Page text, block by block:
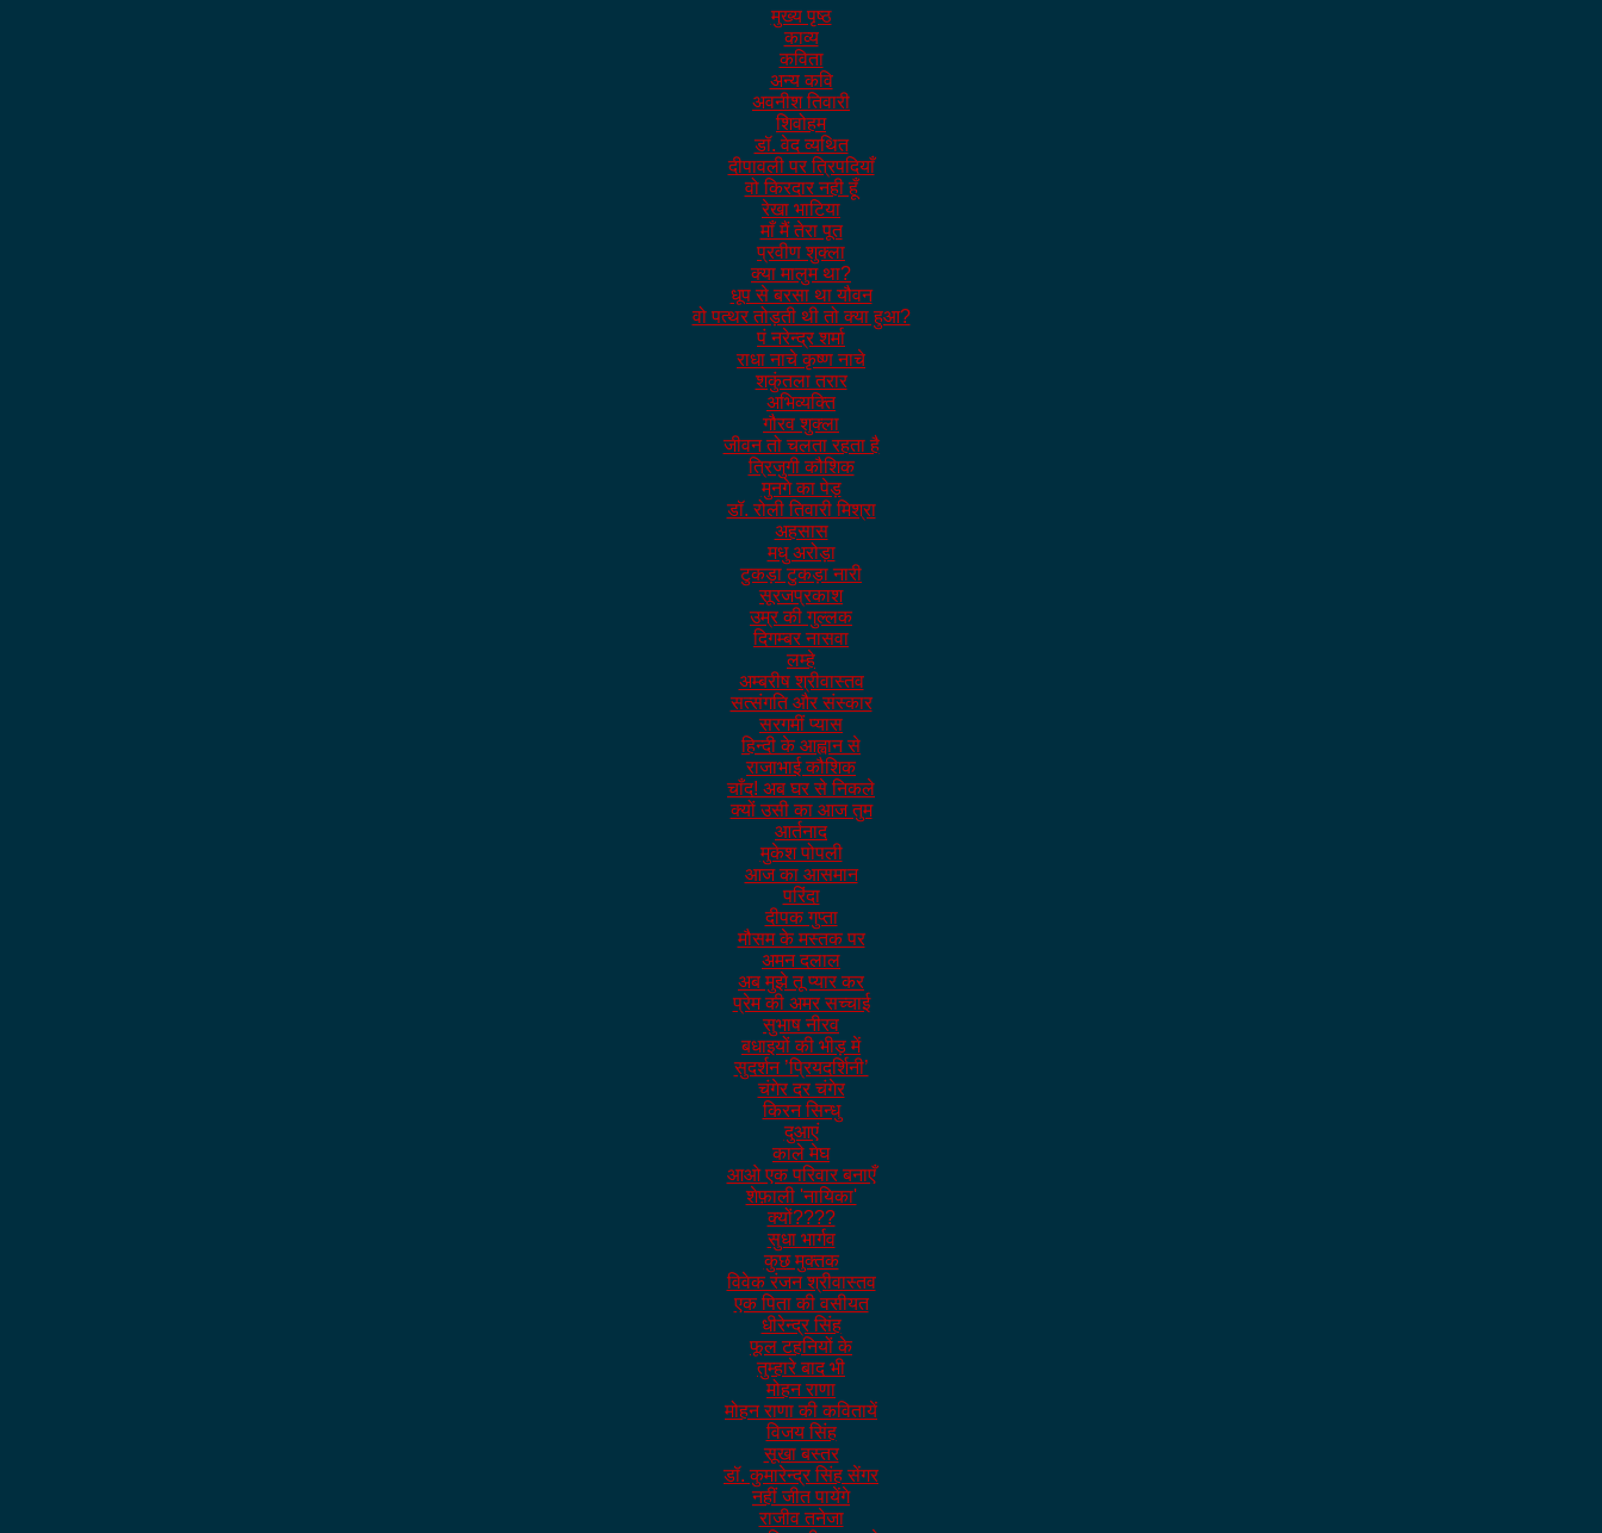
मुख्य पृष्ठ
काव्य
कविता
अन्य कवि
अवनीश तिवारी
शिवोहम
डॉ. वेद व्यथित
दीपावली पर त्रिपदियाँ
वो किरदार नही हूँ
रेखा भाटिया
माँ मैं तेरा पूत
प्रवीण शुक्ला
क्या मालुम था?
धूप से बरसा था यौवन
वो पत्थर तोड़ती थी तो क्या हुआ?
पं नरेन्द्र शर्मा
राधा नाचे कृष्ण नाचे
शकुंतला तरार
अभिव्यक्ति
गौरव शुक्ला
जीवन तो चलता रहता है
त्रिजुगी कौशिक
मुनगे का पेड़
डॉ. रोली तिवारी मिश्रा
अहसास
मधु अरोड़ा
टुकड़ा टुकड़ा नारी
सूरजप्रकाश
उम्र की गुल्लक
दिगम्बर नासवा
लम्हे
अम्बरीष श्रीवास्तव
सत्संगति और संस्कार
सरगमीं प्यास
हिन्दी के आह्वान से
राजाभाई कौशिक
चाँद! अब घर से निकले
क्यों उसी का आज तुम
आर्तनाद
मुकेश पोपली
आज का आसमान
परिंदा
दीपक गुप्ता
मौसम के मस्तक पर
अमन दलाल
अब मुझे तू प्यार कर
प्रेम की अमर सच्चाई
सुभाष नीरव
बधाइयों की भीड़ में
सुदर्शन ’प्रियदर्शिनी’
चंगेर दर चंगेर
किरन सिन्धु
दुआएं
काले मेघ
आओ एक परिवार बनाएँ
शेफ़ाली 'नायिका'
क्यों????
सुधा भार्गव
कुछ मुक्तक
विवेक रंजन श्रीवास्तव
एक पिता की वसीयत
धीरेन्द्र सिंह
फूल टहनियों के
तुम्हारे बाद भी
मोहन राणा
मोहन राणा की कवितायें
विजय सिंह
सूखा बस्तर
डॉ. कुमारेन्द्र सिंह सेंगर
नहीं जीत पायेंगे
राजीव तनेजा